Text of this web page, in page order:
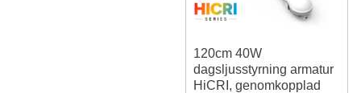
120cm 40W
dagsljusstyrning armatur
HiCRI, genomkopplad